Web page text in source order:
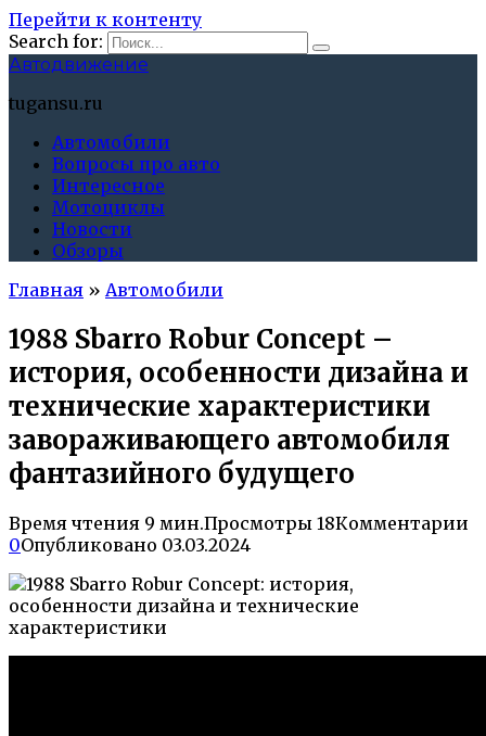
Перейти к контенту
Search for:
Автодвижение
tugansu.ru
Автомобили
Вопросы про авто
Интересное
Мотоциклы
Новости
Обзоры
Главная » Автомобили
1988 Sbarro Robur Concept –
история, особенности дизайна и
технические характеристики
завораживающего автомобиля
фантазийного будущего
Время чтения 9 мин.Просмотры 18Комментарии
0Опубликовано 03.03.2024